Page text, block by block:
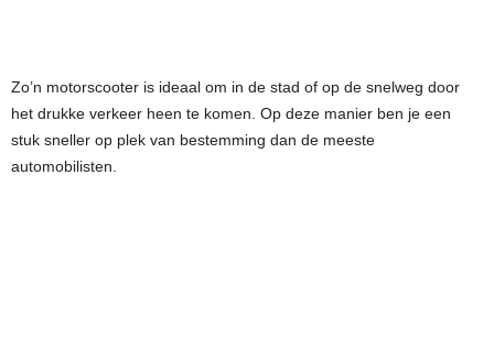
Zo’n motorscooter is ideaal om in de stad of op de snelweg door
het drukke verkeer heen te komen. Op deze manier ben je een
stuk sneller op plek van bestemming dan de meeste
automobilisten.